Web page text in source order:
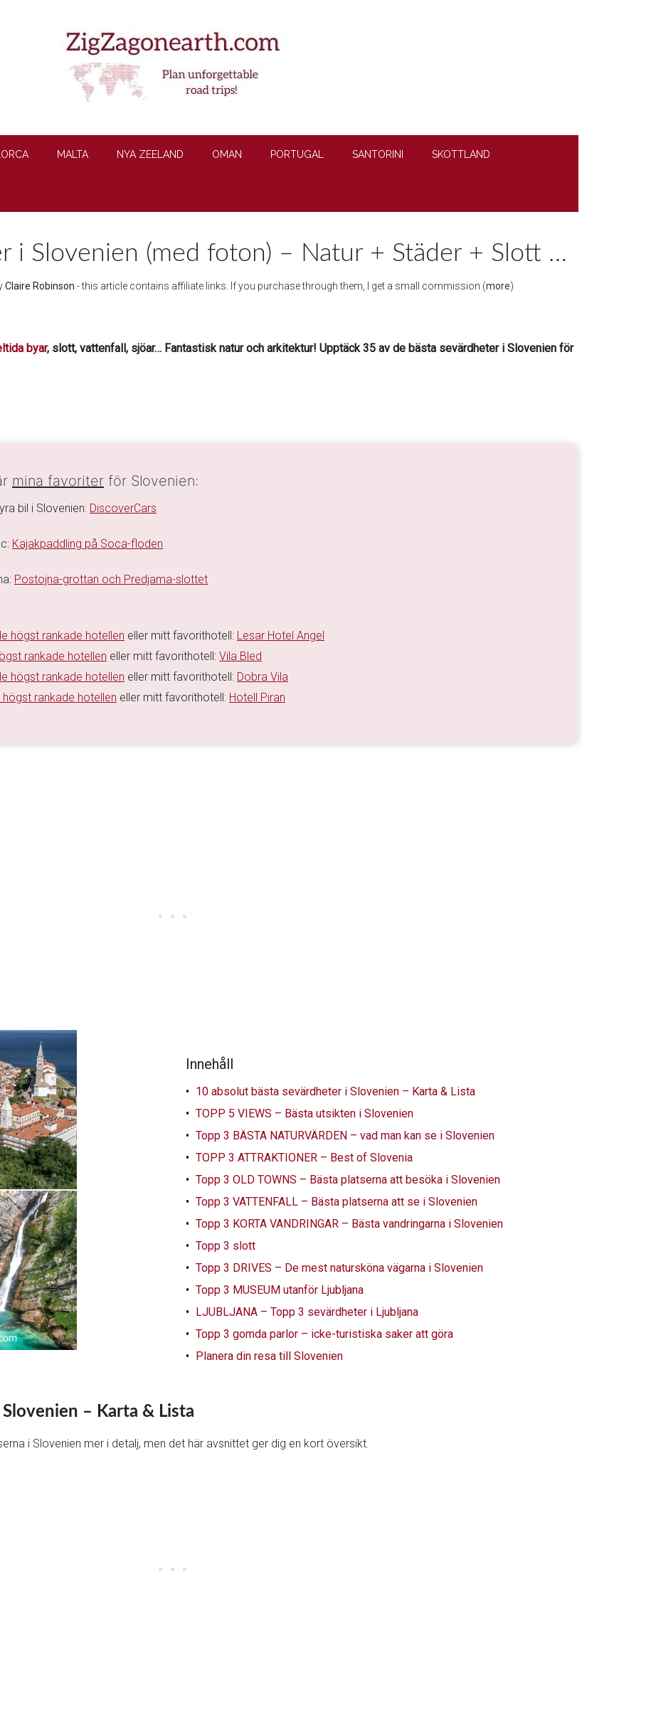
MALTA NYA ZEELAND OMAN PORTUGAL SANTORINI SKOTTLAND
i Slovenien (med foton) – Natur + Städer + Slott …
Claire Robinson - this article contains affiliate links. If you purchase through them, I get a small commission (more)
byar, slott, vattenfall, sjöar… Fantastisk natur och arkitektur! Upptäck 35 av de bästa sevärdheter i Slovenien för
mina favoriter för Slovenien:
bil i Slovenien: DiscoverCars
Kajakpaddling på Soca-floden
Postojna-grottan och Predjama-slottet
högst rankade hotellen eller mitt favorithotell: Lesar Hotel Angel
rankade hotellen eller mitt favorithotell: Vila Bled
högst rankade hotellen eller mitt favorithotell: Dobra Vila
rankade hotellen eller mitt favorithotell: Hotell Piran
Innehåll
10 absolut bästa sevärdheter i Slovenien – Karta & Lista
TOPP 5 VIEWS – Bästa utsikten i Slovenien
Topp 3 BÄSTA NATURVÄRDEN – vad man kan se i Slovenien
TOPP 3 ATTRAKTIONER – Best of Slovenia
Topp 3 OLD TOWNS – Bästa platserna att besöka i Slovenien
Topp 3 VATTENFALL – Bästa platserna att se i Slovenien
Topp 3 KORTA VANDRINGAR – Bästa vandringarna i Slovenien
Topp 3 slott
Topp 3 DRIVES – De mest natursköna vägarna i Slovenien
Topp 3 MUSEUM utanför Ljubljana
LJUBLJANA – Topp 3 sevärdheter i Ljubljana
Topp 3 gomda parlor – icke-turistiska saker att göra
Planera din resa till Slovenien
– Karta & Lista
i Slovenien mer i detalj, men det här avsnittet ger dig en kort översikt.